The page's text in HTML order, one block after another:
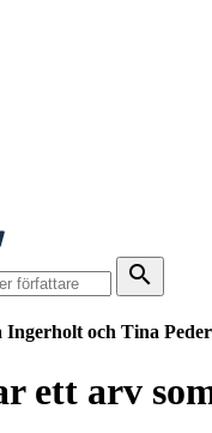
search
och Tina
ett arv